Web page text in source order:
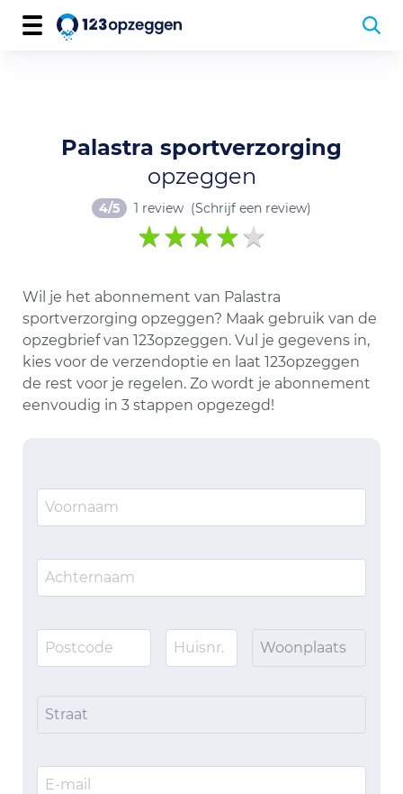
Palastra sportverzorging
opzeggen
4/5 1 review (Schrijf een review)
Wil je het abonnement van Palastra
sportverzorging opzeggen? Maak gebruik van de
opzegbrief van 123opzeggen. Vul je gegevens in,
kies voor de verzendoptie en laat 123opzeggen
de rest voor je regelen. Zo wordt je abonnement
eenvoudig in 3 stappen opgezegd!
Woonplaats
Straat